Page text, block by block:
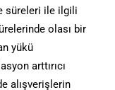
süreleri ile ilgili
olası bir
yükü
arttırıcı
alışverişlerin